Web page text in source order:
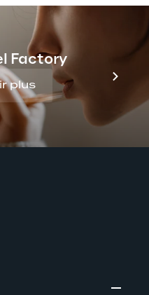
Factory
plus
et